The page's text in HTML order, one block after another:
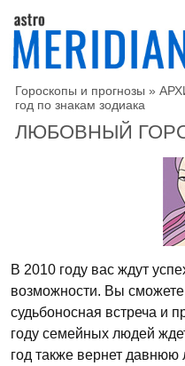
Гороскопы и прогнозы »
год по знакам зодиака
ЛЮБОВНЫЙ
В 2010 году вас ждут
возможности. Вы
судьбоносная встреча и
году семейных людей
год также вернет